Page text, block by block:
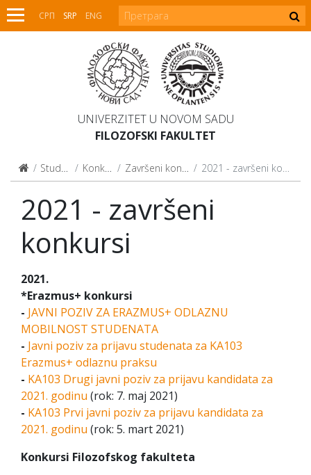
СРП SRP ENG
UNIVERZITET U NOVOM SADU
FILOZOFSKI FAKULTET
Studenti Konkursi Završeni konkursi 2021 - završeni konkursi
2021 - završeni
konkursi
2021.
*Erazmus+ konkursi
- JAVNI POZIV ZA ERAZMUS+ ODLAZNU
MOBILNOST STUDENATA
- Javni poziv za prijavu studenata za KA103
Erazmus+ odlaznu praksu
- KA103 Drugi javni poziv za prijavu kandidata za
2021. godinu (rok: 7. maj 2021)
- KA103 Prvi javni poziv za prijavu kandidata za
2021. godinu (rok: 5. mart 2021)
Konkursi Filozofskog fakulteta